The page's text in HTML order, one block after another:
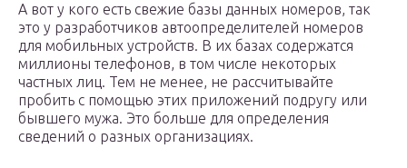
А вот у кого есть свежие базы данных номеров, так
это у разработчиков автоопределителей номеров
для мобильных устройств. В их базах содержатся
миллионы телефонов, в том числе некоторых
частных лиц. Тем не менее, не рассчитывайте
пробить с помощью этих приложений подругу или
бывшего мужа. Это больше для определения
сведений о разных организациях.